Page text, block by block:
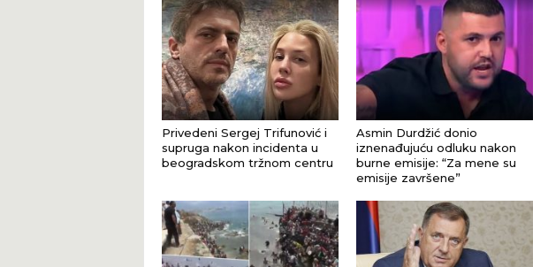
Privedeni Sergej Trifunović i
supruga nakon incidenta u
beogradskom tržnom centru
Asmin Durdžić donio
iznenađujuću odluku nakon
burne emisije: “Za mene su
emisije završene”